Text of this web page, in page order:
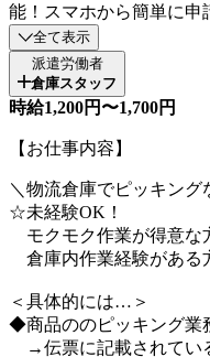
能！スマホから簡単に
全て表示
派遣労働者
倉庫スタッフ
時給1,200円〜1,700円
【お仕事内容】
＼物流倉庫でピッキング
☆未経験OK！
モクモク作業が得意な
倉庫内作業経験がある
＜具体的には…＞
◆商品ののピッキング業
→伝票に記載されてい